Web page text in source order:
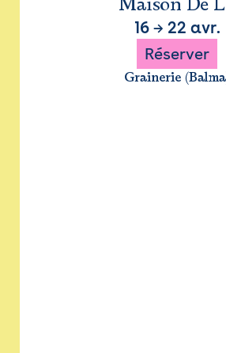
16→ 22 avr.
Réserver
Grainerie